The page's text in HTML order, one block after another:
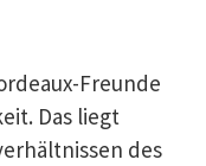
Freunde
Das liegt
des